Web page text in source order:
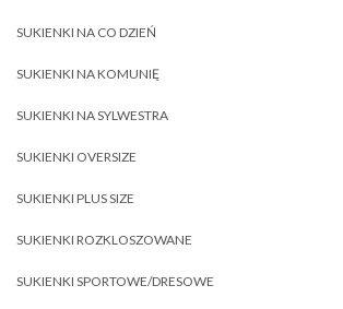
SUKIENKI NA CO DZIEŃ
SUKIENKI NA KOMUNIĘ
SUKIENKI NA SYLWESTRA
SUKIENKI OVERSIZE
SUKIENKI PLUS SIZE
SUKIENKI ROZKLOSZOWANE
SUKIENKI SPORTOWE/DRESOWE